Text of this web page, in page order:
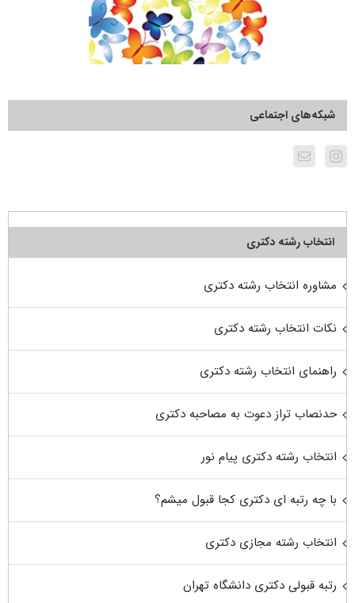
شبکه‌های اجتماعی
انتخاب رشته دکتری
مشاوره انتخاب رشته دکتری
نکات انتخاب رشته دکتری
راهنمای انتخاب رشته دکتری
حدنصاب تراز دعوت به مصاحبه دکتری
انتخاب رشته دکتری پیام نور
با چه رتبه ای دکتری کجا قبول میشم؟
انتخاب رشته مجازی دکتری
رتبه قبولی دکتری دانشگاه تهران